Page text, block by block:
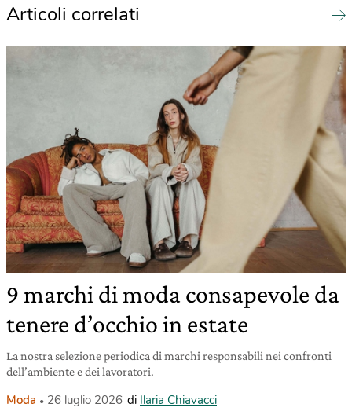
Articoli correlati
9 marchi di moda consapevole da
tenere d’occhio in estate
La nostra selezione periodica di marchi responsabili nei confronti
dell’ambiente e dei lavoratori.
Moda 26 luglio 2026 di Ilaria Chiavacci